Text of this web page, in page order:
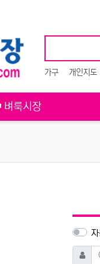
가구 개인지도
벼룩시장
아이디